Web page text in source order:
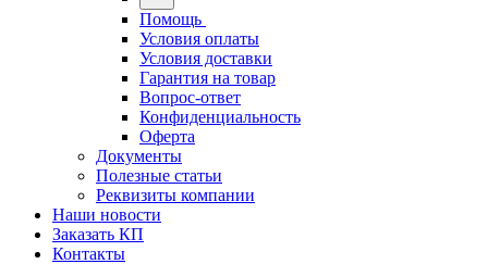
Помощь
Условия оплаты
Условия доставки
Гарантия на товар
Вопрос-ответ
Конфиденциальность
Оферта
Документы
Полезные статьи
Реквизиты компании
Наши новости
Заказать КП
Контакты